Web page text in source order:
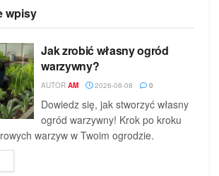
wpisy
Jak zrobić własny ogród
warzywny?
AUTOR AM 2026-08-08 0
Dowiedz się, jak stworzyć własny
ogród warzywny! Krok po kroku
warzyw w Twoim ogrodzie.